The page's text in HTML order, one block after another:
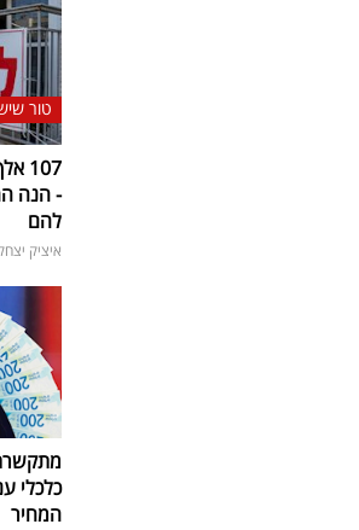
טור
- הנה
להם
איציק
כלכלי
המחיר